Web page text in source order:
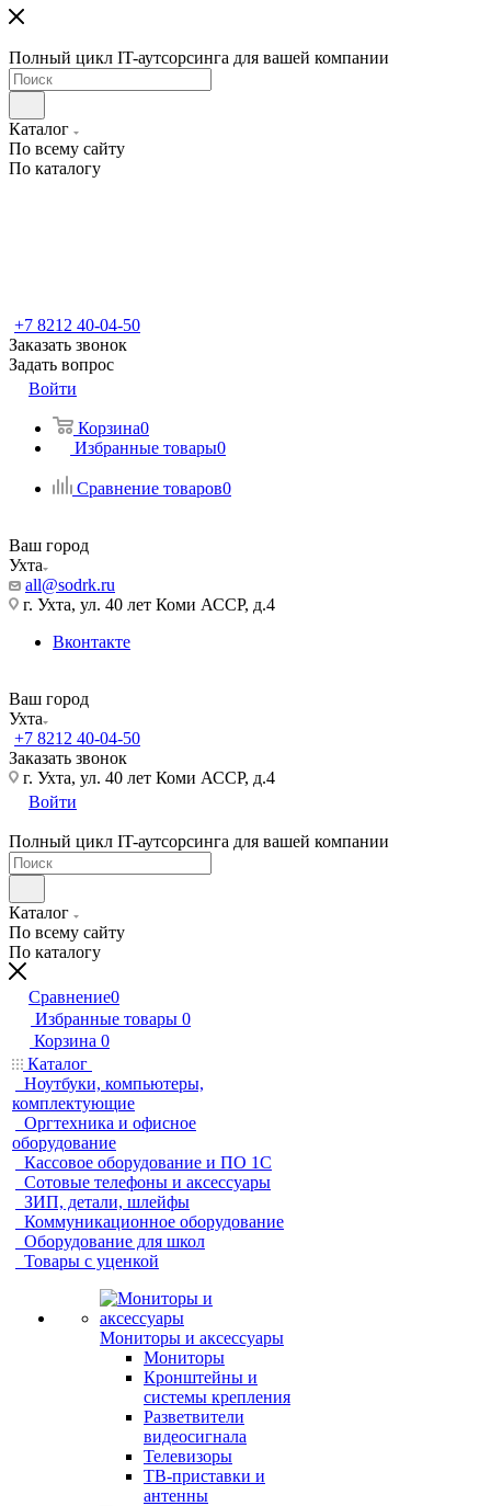
Полный цикл IT-аутсорсинга для вашей компании
Каталог
По всему сайту
По каталогу
+7 8212 40-04-50
Заказать звонок
Задать вопрос
Войти
Корзина0
Избранные товары0
Сравнение товаров0
Ваш город
Ухта
all@sodrk.ru
г. Ухта, ул. 40 лет Коми АССР, д.4
Вконтакте
Ваш город
Ухта
+7 8212 40-04-50
Заказать звонок
г. Ухта, ул. 40 лет Коми АССР, д.4
Войти
Полный цикл IT-аутсорсинга для вашей компании
Каталог
По всему сайту
По каталогу
Сравнение0
Избранные товары 0
Корзина 0
Каталог
Ноутбуки, компьютеры,
комплектующие
Оргтехника и офисное
оборудование
Кассовое оборудование и ПО 1С
Сотовые телефоны и аксессуары
ЗИП, детали, шлейфы
Коммуникационное оборудование
Оборудование для школ
Товары с уценкой
Мониторы и аксессуары
Мониторы
Кронштейны и
системы крепления
Разветвители
видеосигнала
Телевизоры
ТВ-приставки и
антенны